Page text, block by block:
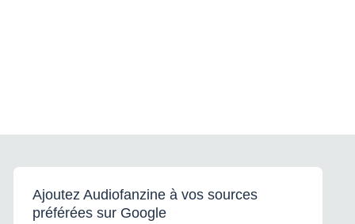
Ajoutez Audiofanzine à vos sources
préférées sur Google